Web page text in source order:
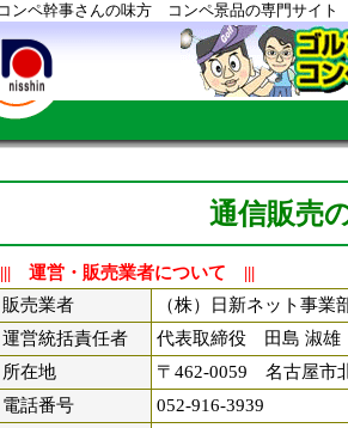
ンペ幹事さんの味方 コンペ景品の専門サイ
通信販売
||| 運営・販売業者について |||
販売業者
（株）日新ネット事業
運営統括責任者
代表取締役 田島 淑
所在地
〒462-0059 名古屋市
電話番号
052-916-3939